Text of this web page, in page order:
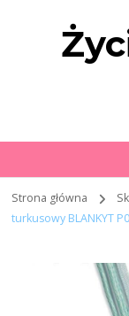
Strona główna
turkusowy BLANKYT